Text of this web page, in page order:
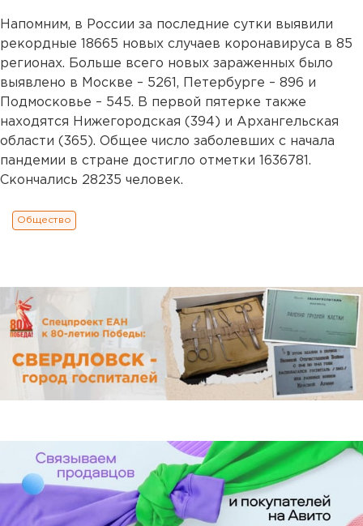
Напомним, в России за последние сутки выявили
рекордные 18665 новых случаев коронавируса в 85
регионах. Больше всего новых зараженных было
выявлено в Москве – 5261, Петербурге – 896 и
Подмосковье – 545. В первой пятерке также
находятся Нижегородская (394) и Архангельская
области (365). Общее число заболевших с начала
пандемии в стране достигло отметки 1636781.
Скончались 28235 человек.
Общество